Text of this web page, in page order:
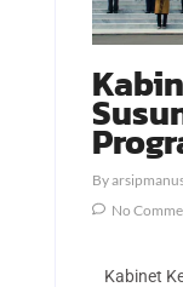
By
No
Kabinet